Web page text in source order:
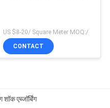
US $8-20/ Square Meter MOQ:/
CONTACT
एब्जॉर्बिंग